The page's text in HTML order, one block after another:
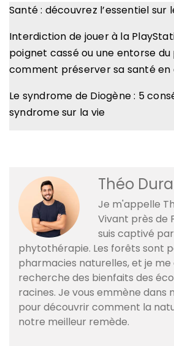
Santé : découvrez l’essentiel sur
Interdiction de jouer à la
poignet cassé ou une entorse du
comment préserver sa santé
Le syndrome de Diogène : 5
syndrome sur la vie
Théo
Je m'appelle
Vivant près de
suis captivé
phytothérapie. Les forêts sont
pharmacies naturelles, et je me
recherche des bienfaits des
racines. Je vous emmène dans
pour découvrir comment la
notre meilleur remède.